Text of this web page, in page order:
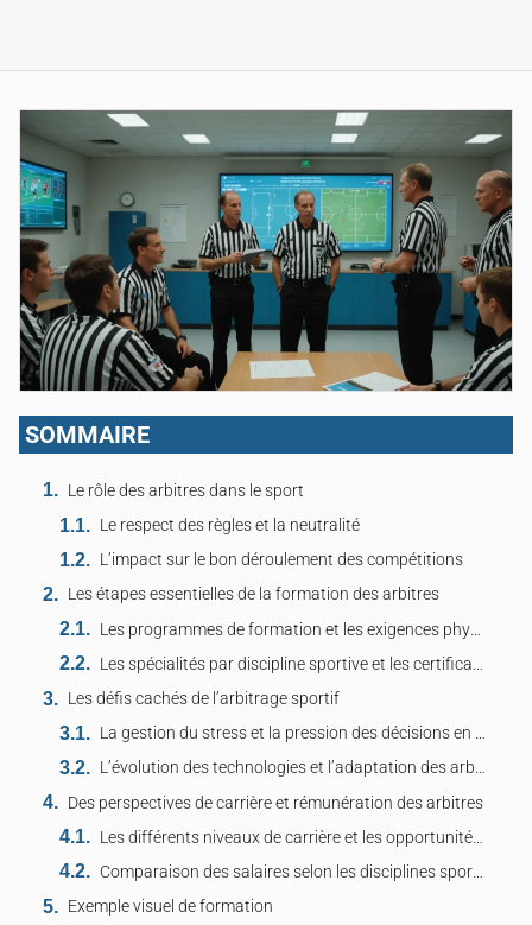
SOMMAIRE
Le rôle des arbitres dans le sport
Le respect des règles et la neutralité
L’impact sur le bon déroulement des compétitions
Les étapes essentielles de la formation des arbitres
Les programmes de formation et les exigences physiques
Les spécialités par discipline sportive et les certifications nécessaires
Les défis cachés de l’arbitrage sportif
La gestion du stress et la pression des décisions en temps réel
L’évolution des technologies et l’adaptation des arbitres
Des perspectives de carrière et rémunération des arbitres
Les différents niveaux de carrière et les opportunités de progression
Comparaison des salaires selon les disciplines sportives
Exemple visuel de formation